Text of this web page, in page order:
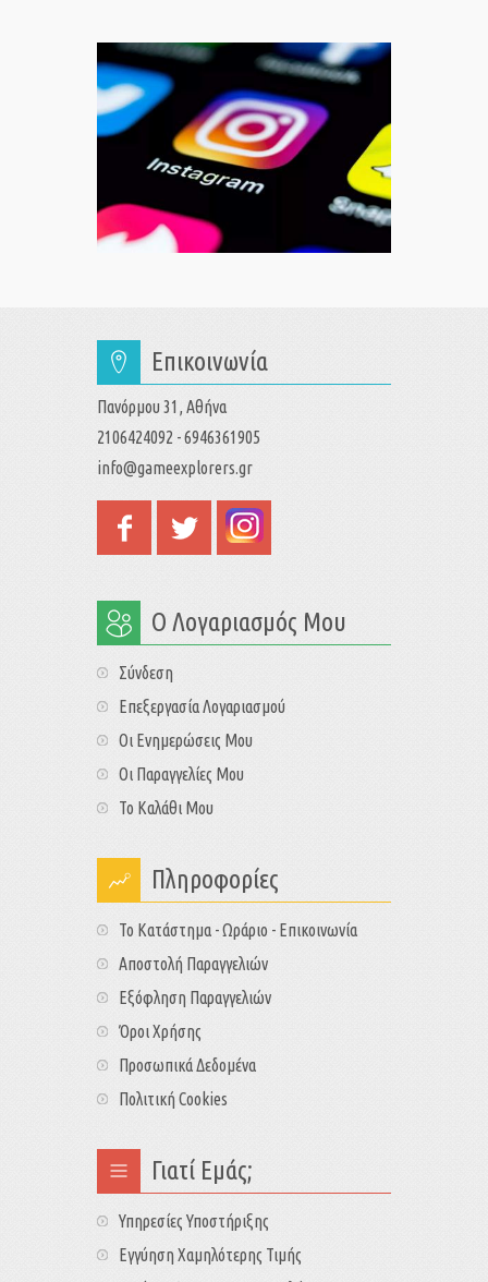
Επικοινωνία
Πανόρμου 31, Αθήνα
2106424092 - 6946361905
info@gameexplorers.gr
Ο Λογαριασμός Μου
Σύνδεση
Επεξεργασία Λογαριασμού
Οι Ενημερώσεις Μου
Οι Παραγγελίες Μου
Το Καλάθι Μου
Πληροφορίες
Το Κατάστημα - Ωράριο - Επικοινωνία
Αποστολή Παραγγελιών
Εξόφληση Παραγγελιών
Όροι Χρήσης
Προσωπικά Δεδομένα
Πολιτική Cookies
Γιατί Εμάς;
Υπηρεσίες Υποστήριξης
Εγγύηση Χαμηλότερης Τιμής